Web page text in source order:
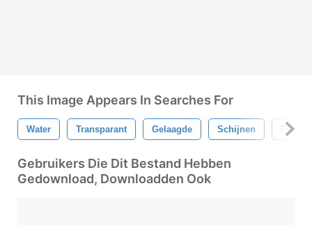
This Image Appears In Searches For
Water Transparant Gelaagde Schijnen
Gebruikers Die Dit Bestand Hebben
Gedownload, Downloadden Ook